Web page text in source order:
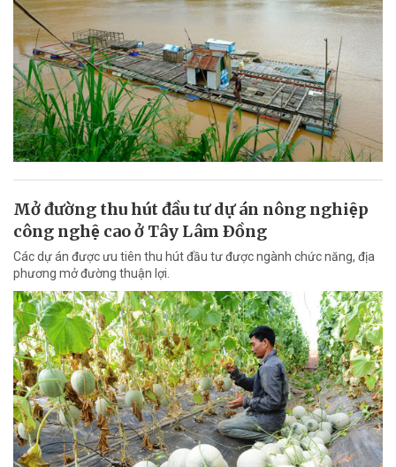
Mở đường thu hút đầu tư dự án nông nghiệp
công nghệ cao ở Tây Lâm Ðồng
Các dự án được ưu tiên thu hút đầu tư được ngành chức năng, địa
phương mở đường thuận lợi.